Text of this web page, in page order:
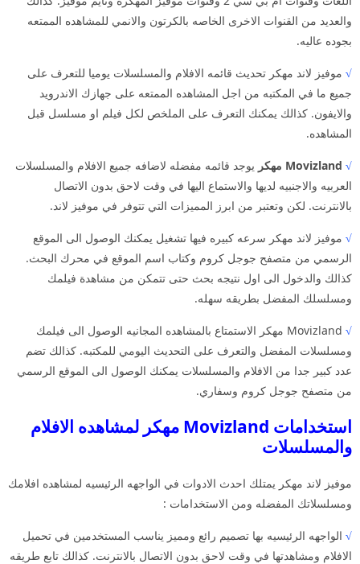
والعديد من القنوات الاخرى الخاصه بالكرتون والانمي للمشاهده الممتعه
بجوده عاليه.
√ موفيز لاند مهكر تحديث قائمه الافلام والمسلسلات يوميا للتعرف على
جميع ما في المكتبه من اجل المشاهده الممتعه على جهازك الاندرويد
والايفون. كذالك يمكنك التعرف على الملخص لكل فيلم او مسلسل قبل
المشاهده.
√ Movizland مهكر
يوجد قائمه مفضله لاضافه جميع الافلام والمسلسلات
العربيه والاجنبيه لديها والاستماع اليها في وقت لاحق بدون الاتصال
بالانترنت. لكن وتعتبر من ابرز المميزات التي تتوفر في موفيز لاند.
√ موفيز لاند مهكر سرعه كبيره فيها تشغيل يمكنك الوصول الى الموقع
الرسمي من متصفح جوجل كروم وكتاب اسم الموقع في محرك البحث.
كذالك والدخول الى اول نتيجه بحث حتى تتمكن من مشاهدة فيلمك
ومسلسلك المفضل بطريقه سهله.
√
Movizland مهكر الاستمتاع بالمشاهده المجانيه الوصول الى فيلمك
ومسلسلات المفضل والتعرف على التحديث اليومي للمكتبه. كذالك تضم
عدد كبير جدا من الافلام والمسلسلات يمكنك الوصول الى الموقع الرسمي
من متصفح جوجل كروم وسفاري.
استخدامات Movizland مهكر لمشاهده الافلام
والمسلسلات
موفيز لاند مهكر يمتلك احدث الادوات في الواجهه الرئيسيه لمشاهده افلامك
ومسلسلاتك المفضله ومن الاستخدامات :
√ الواجهه الرئيسيه بها تصميم رائع ومميز يناسب المستخدمين في تحميل
الافلام ومشاهدتها في وقت لاحق بدون الاتصال بالانترنت. كذالك تابع طريقه